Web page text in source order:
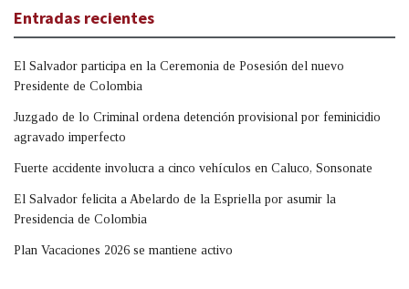
Entradas recientes
El Salvador participa en la Ceremonia de Posesión del nuevo
Presidente de Colombia
Juzgado de lo Criminal ordena detención provisional por feminicidio
agravado imperfecto
Fuerte accidente involucra a cinco vehículos en Caluco, Sonsonate
El Salvador felicita a Abelardo de la Espriella por asumir la
Presidencia de Colombia
Plan Vacaciones 2026 se mantiene activo